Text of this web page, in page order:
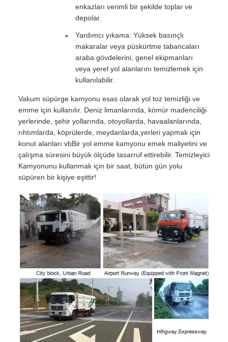
enkazları verimli bir şekilde toplar ve
depolar.
Yardımcı yıkama: Yüksek basınçlı
makaralar veya püskürtme tabancaları
araba gövdelerini, genel ekipmanları
veya yerel yol alanlarını temizlemek için
kullanılabilir.
Vakum süpürge kamyonu esas olarak yol toz temizliği ve
emme için kullanılır. Deniz limanlarında, kömür madenciliği
yerlerinde, şehir yollarında, otoyollarda, havaalanlarında,
rıhtımlarda, köprülerde, meydanlarda,yerleri yapmak için
konut alanları vbBir yol emme kamyonu emek maliyetini ve
çalışma süresini büyük ölçüde tasarruf ettirebilir. Temizleyici
Kamyonunu kullanmak için bir saat, bütün gün yolu
süpüren bir kişiye eşittir!